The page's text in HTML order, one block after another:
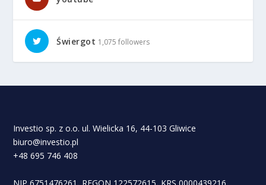
Świergot 1,075 followers
Investio sp. z o.o. ul. Wielicka 16, 44-103 Gliwice
biuro@investio.pl
+48 695 746 408
NIP 6751476261, REGON 122572615, KRS 0000439216